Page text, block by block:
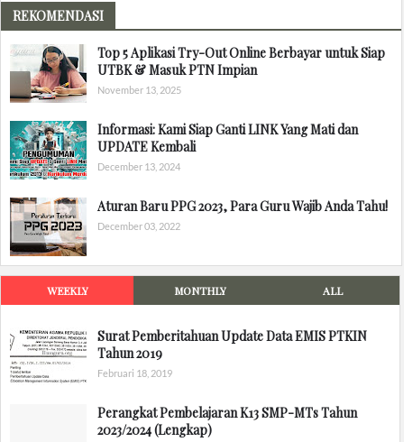
REKOMENDASI
Top 5 Aplikasi Try-Out Online Berbayar untuk Siap
UTBK & Masuk PTN Impian
November 13, 2025
Informasi: Kami Siap Ganti LINK Yang Mati dan
UPDATE Kembali
December 13, 2024
Aturan Baru PPG 2023, Para Guru Wajib Anda Tahu!
December 03, 2022
WEEKLY MONTHLY ALL
Surat Pemberitahuan Update Data EMIS PTKIN
Tahun 2019
Februari 18, 2019
Perangkat Pembelajaran K13 SMP-MTs Tahun
2023/2024 (Lengkap)